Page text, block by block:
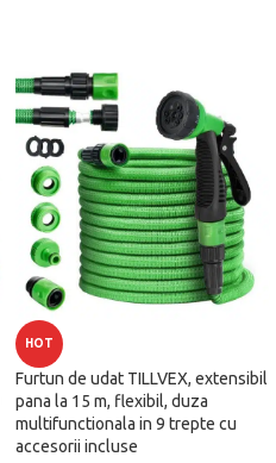
HOT
Furtun de udat TILLVEX, extensibil
pana la 15 m, flexibil, duza
multifunctionala in 9 trepte cu
accesorii incluse